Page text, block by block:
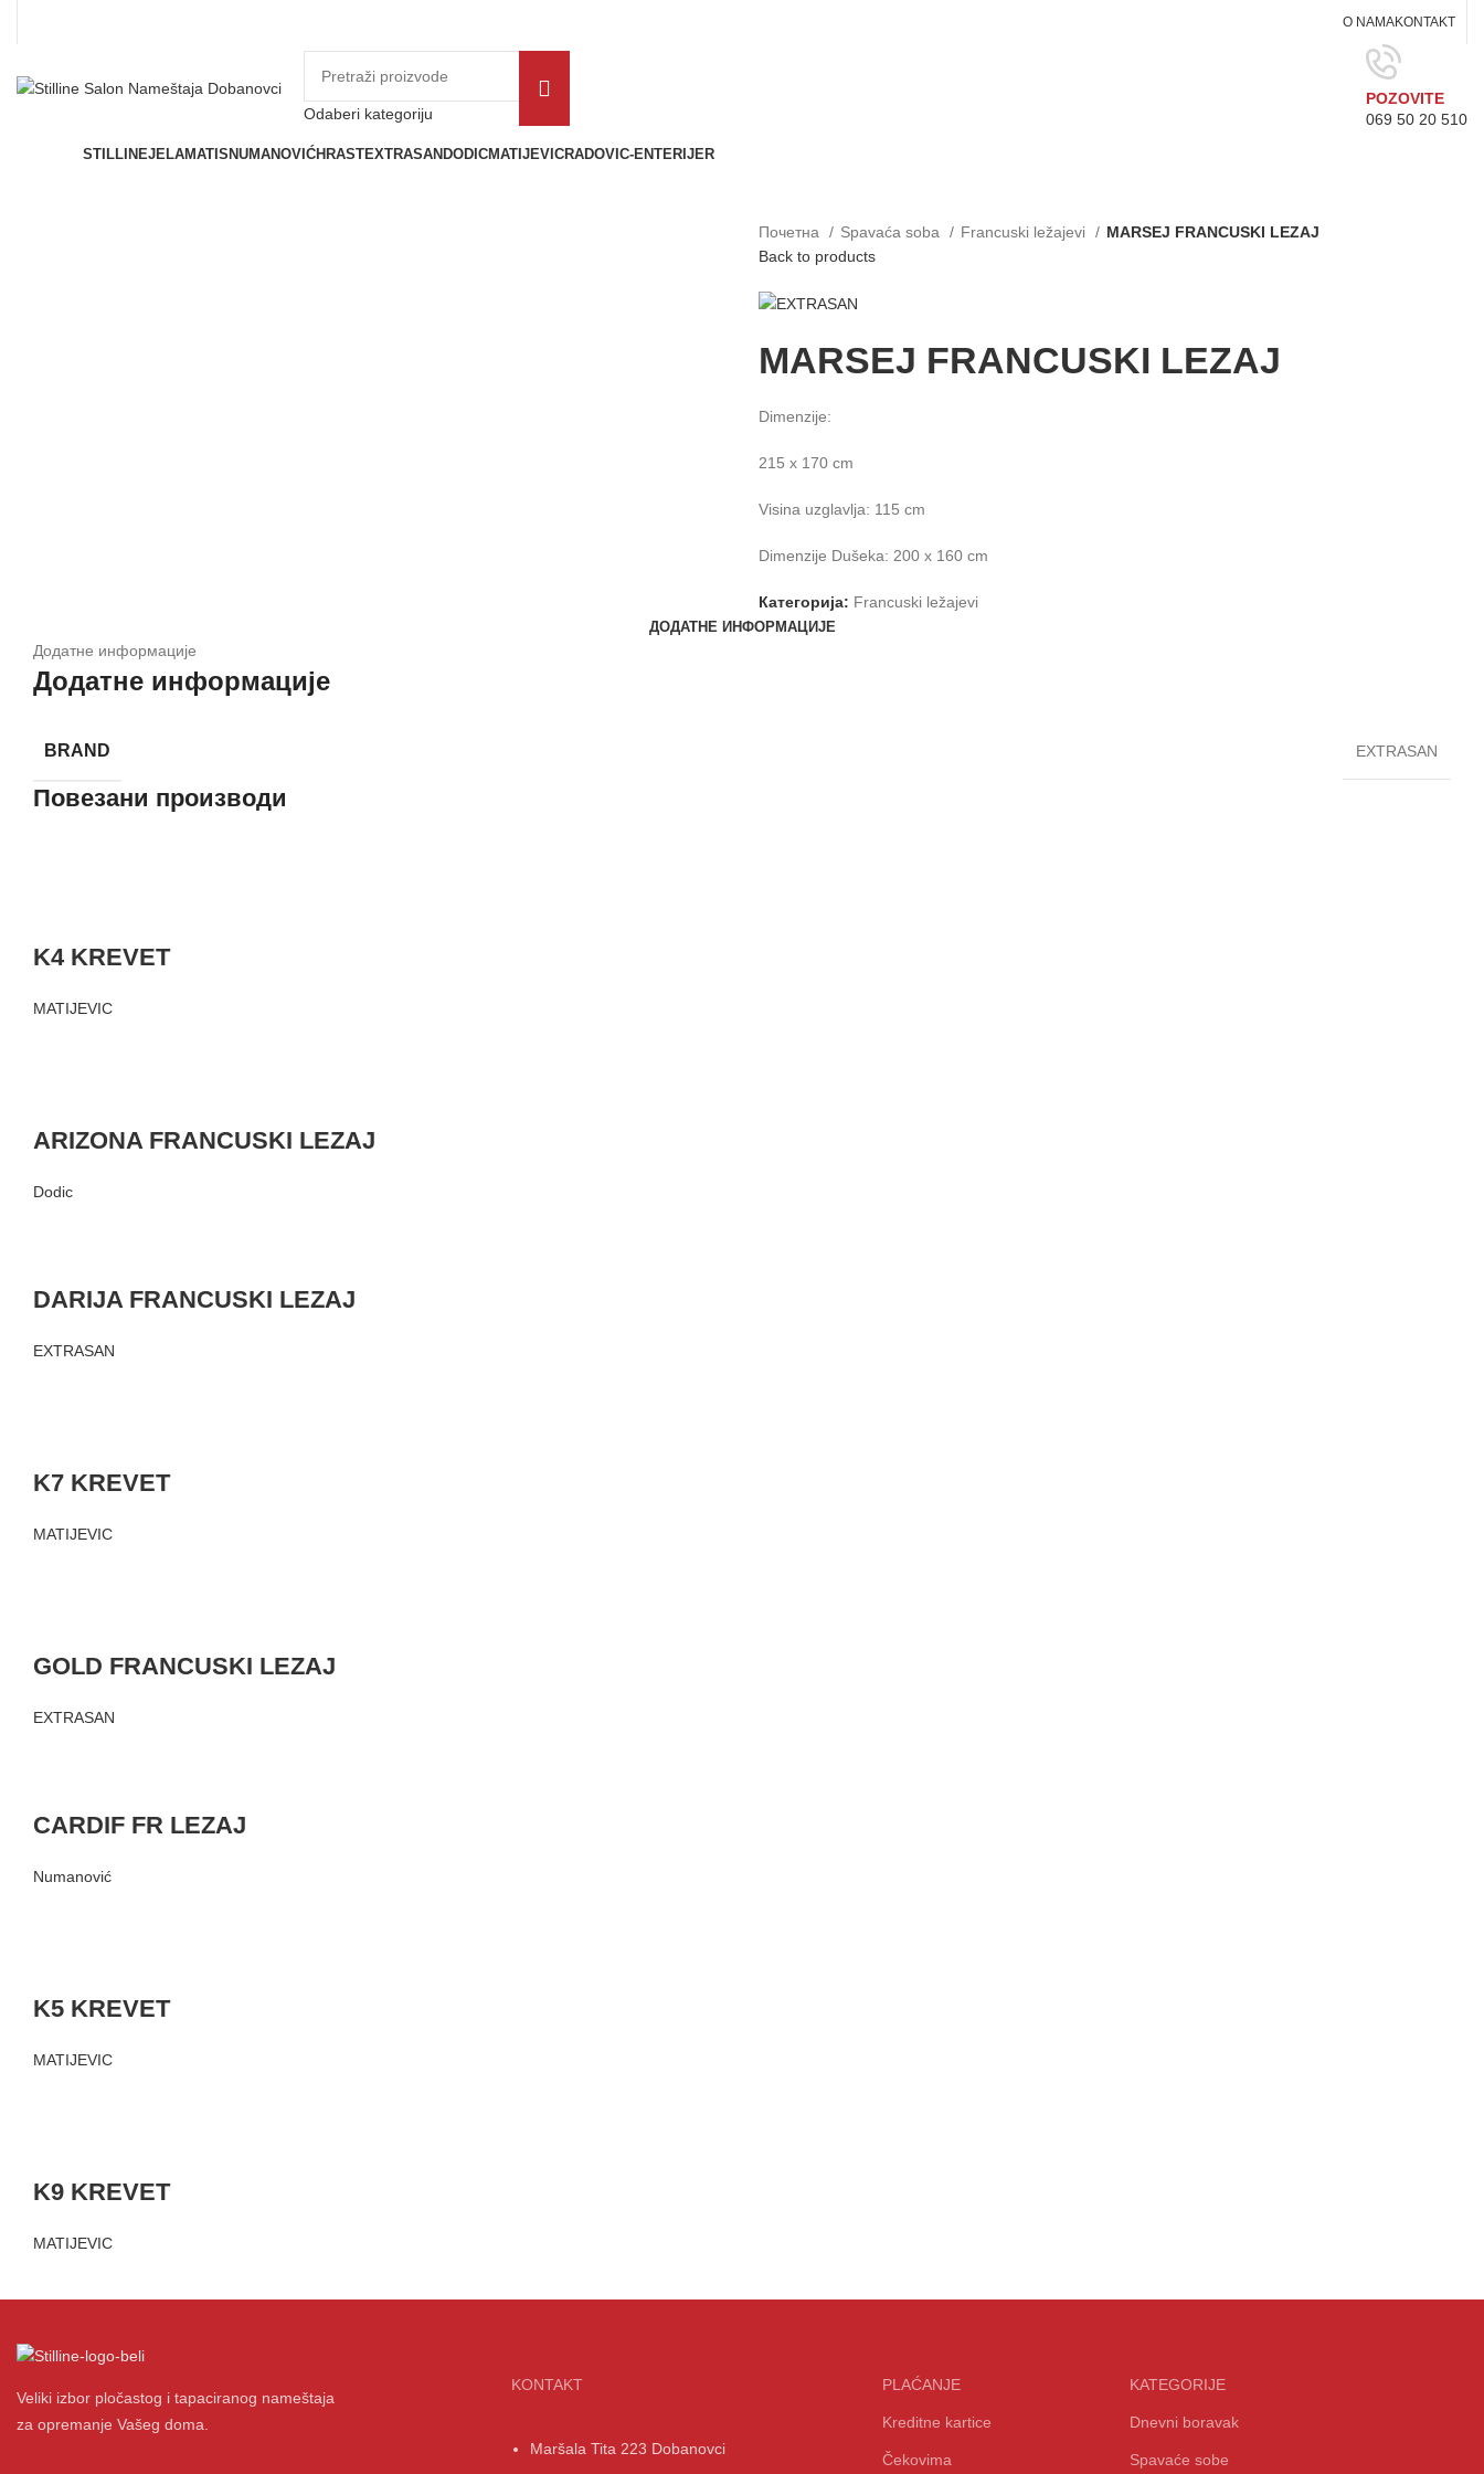
O NAMAKONTAKT
Odaberi kategoriju
POZOVITE
069 50 20 510
STILLINEJELAMATISNUMANOVIĆHRASTEXTRASANDODICMATIJEVICRADOVIC-ENTERIJER
Почетна Spavaća soba Francuski ležajevi
MARSEJ FRANCUSKI LEZAJ
Back to products
MARSEJ FRANCUSKI LEZAJ
Dimenzije:
215 x 170 cm
Visina uzglavlja: 115 cm
Dimenzije Dušeka: 200 x 160 cm
Категорија: Francuski ležajevi
ДОДАТНЕ ИНФОРМАЦИЈЕ
Додатне информације
Додатне информације
BRAND EXTRASAN
Повезани производи
K4 KREVET
MATIJEVIC
ARIZONA FRANCUSKI LEZAJ
Dodic
DARIJA FRANCUSKI LEZAJ
EXTRASAN
K7 KREVET
MATIJEVIC
GOLD FRANCUSKI LEZAJ
EXTRASAN
CARDIF FR LEZAJ
Numanović
K5 KREVET
MATIJEVIC
K9 KREVET
MATIJEVIC
Veliki izbor pločastog i tapaciranog nameštaja
za opremanje Vašeg doma.
KONTAKT
Maršala Tita 223 Dobanovci
PLAĆANJE
Kreditne kartice
Čekovima
KATEGORIJE
Dnevni boravak
Spavaće sobe